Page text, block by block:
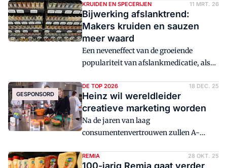
Consumentenbond. Huismerken
domineren het onderzoek van de
organisatie, met pas op plek 10 het
eerste A-merk.
KRUIDEN EN SPECERIJEN 11 MRT. 26
Bijwerking afslanktrend:
Makers kruiden en sauzen
meer waard
Een neveneffect van de groeiende
populariteit van afslankmedicatie, als
makers van kruiden en hete sauzen aan
waarde winnen.
GESPONSORD
DE TOP 2026 18 DEC. 25
Heinz wil wereldleider
creatieve marketing worden
Na de jaren van laag
consumentenvertrouwen zullen A-
de zeilen hebben. Zeker die van Kraft
REMIA 28 OKT. 25
100-jarig Remia gaat verder